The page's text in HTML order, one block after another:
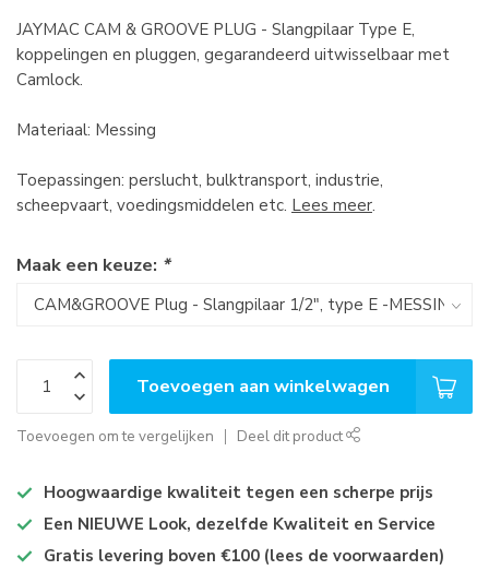
JAYMAC CAM & GROOVE PLUG - Slangpilaar Type E,
koppelingen en pluggen, gegarandeerd uitwisselbaar met
Camlock.
Materiaal: Messing
Toepassingen: perslucht, bulktransport, industrie,
scheepvaart, voedingsmiddelen etc. Lees meer.
Maak een keuze: *
Toevoegen aan winkelwagen
Toevoegen om te vergelijken Deel dit product
Hoogwaardige kwaliteit tegen een scherpe prijs
Een NIEUWE Look, dezelfde Kwaliteit en Service
Gratis levering boven €100 (lees de voorwaarden)